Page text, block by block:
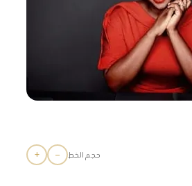
حجم الخط −
+